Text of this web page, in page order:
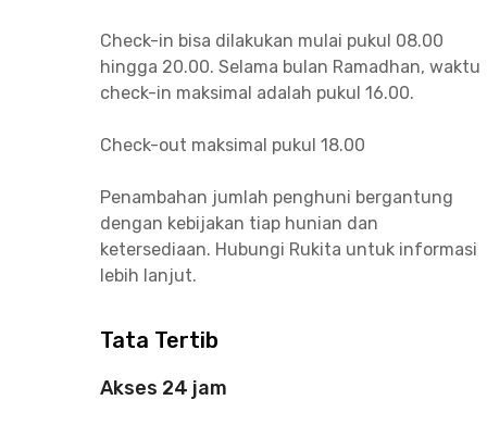
Check-in bisa dilakukan mulai pukul 08.00
hingga 20.00. Selama bulan Ramadhan, waktu
check-in maksimal adalah pukul 16.00.
Check-out maksimal pukul 18.00
Penambahan jumlah penghuni bergantung
dengan kebijakan tiap hunian dan
ketersediaan. Hubungi Rukita untuk informasi
lebih lanjut.
Tata Tertib
Akses 24 jam